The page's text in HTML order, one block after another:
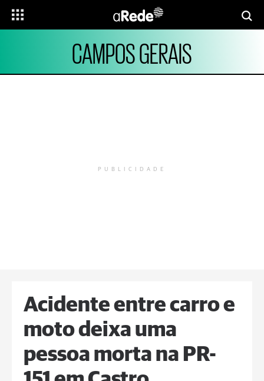
CAMPOS GERAIS
PUBLICIDADE
Acidente entre carro e
moto deixa uma
pessoa morta na PR-